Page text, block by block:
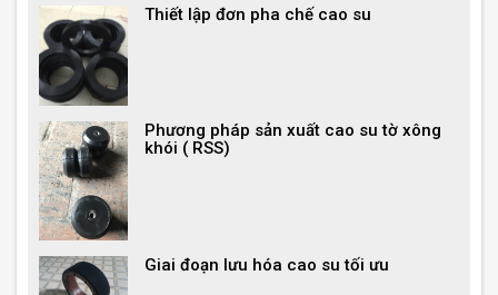
Thiết lập đơn pha chế cao su
Phương pháp sản xuất cao su tờ xông
khói ( RSS)
Giai đoạn lưu hóa cao su tối ưu